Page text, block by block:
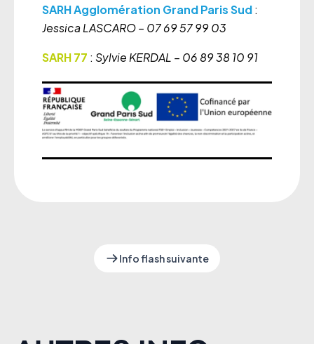
SARH Agglomération Grand Paris Sud:
Jessica LASCARO – 07 69 57 99 03
SARH 77 : Sylvie KERDAL – 06 89 38 10 91
Info flash suivante